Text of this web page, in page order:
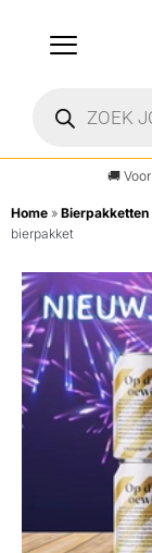
🚚 Voor
Home » Bierpakketten
bierpakket